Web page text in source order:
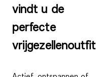
vindt u de
perfecte
vrijgezellenoutfit